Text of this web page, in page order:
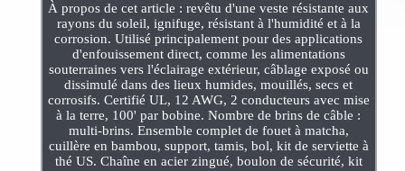
À propos de cet article : revêtu d'une veste résistante aux
rayons du soleil, ignifuge, résistant à l'humidité et à la
corrosion. Utilisé principalement pour des applications
d'enfouissement direct, comme les alimentations
souterraines vers l'éclairage extérieur, câblage exposé ou
dissimulé dans des lieux humides, mouillés, secs et
corrosifs. Certifié UL, 12 AWG, 2 conducteurs avec mise
à la terre, 100' par bobine. Nombre de brins de câble :
multi-brins. Ensemble complet de fouet à matcha,
cuillère en bambou, support, tamis, bol, kit de serviette à
thé US. Chaîne en acier zingué, boulon de sécurité, kit